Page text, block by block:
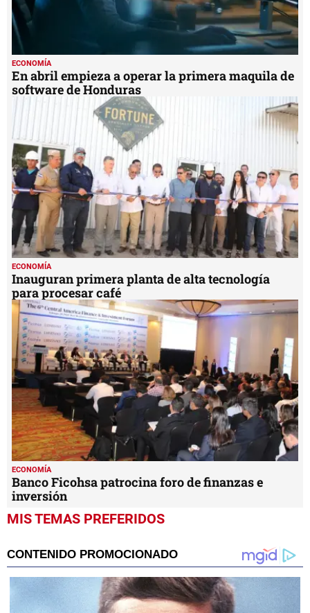
ECONOMÍA
En abril empieza a operar la primera maquila de
software de Honduras
ECONOMÍA
Inauguran primera planta de alta tecnología
para procesar café
ECONOMÍA
Banco Ficohsa patrocina foro de finanzas e
inversión
MIS TEMAS PREFERIDOS